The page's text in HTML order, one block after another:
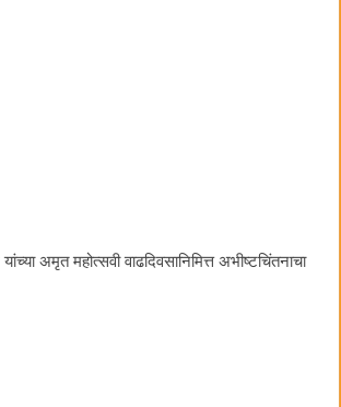
अमृत महोत्सवी वाढदिवसानिमित्त अभीष्टचिंतनाचा